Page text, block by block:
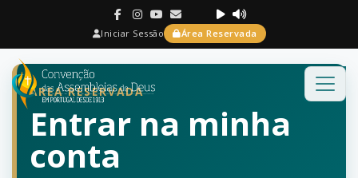
Iniciar Sessão Área Reservada
ÁREA RESERVADA
Entrar na minha
conta